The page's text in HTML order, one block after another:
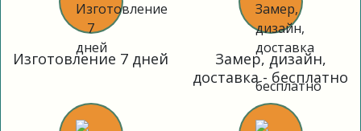
Изготовление 7 дней
Замер, дизайн,
доставка - бесплатно